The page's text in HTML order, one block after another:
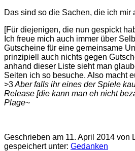
Das sind so die Sachen, die ich mir
[Für diejenigen, die nun gespickt
Ich freue mich auch immer über
Gutscheine für eine gemeinsame
prinzipiell auch nichts gegen
anhand dieser Liste sieht man
Seiten ich so besuche. Also macht
>3Aber falls ihr eines der Spiele
Release [die kann man eh nicht
Plage~
Geschrieben am 11. April 2014 von
gespeichert unter: Gedanken